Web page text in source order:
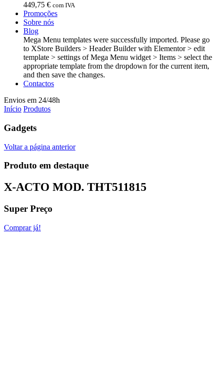
449,75 € com IVA
Promoções
Sobre nós
Blog
Mega Menu templates were successfully imported. Please go
to XStore Builders > Header Builder with Elementor > edit
template > settings of Mega Menu widget > Items > select the
appropriate template from the dropdown for the current item,
and then save the changes.
Contactos
Envios em 24/48h
Início Produtos
Gadgets
Voltar a página anterior
Produto em destaque
X-ACTO MOD. THT511815
Super Preço
Comprar já!